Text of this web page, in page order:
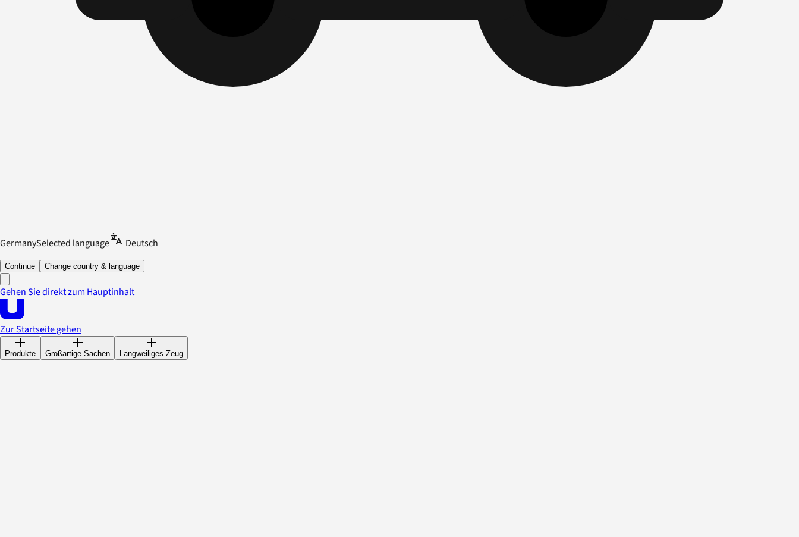
GermanySelected language Deutsch
Continue Change country & language
Gehen Sie direkt zum Hauptinhalt
Zur Startseite gehen
Produkte Großartige Sachen Langweiliges Zeug